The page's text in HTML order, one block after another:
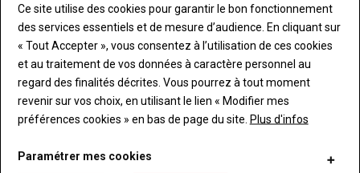
un
nouveau
compte"
"Réinitialiser
votre
mot
de
passe"
Lien
"Je
me
connecte"
Je me connecte
Sous-
Vous n'êtes pas abonné(e)
Ce site utilise des cookies pour garantir le bon fonctionnement
des services essentiels et de mesure d’audience. En cliquant sur
« Tout Accepter », vous consentez à l’utilisation de ces cookies
et au traitement de vos données à caractère personnel au
regard des finalités décrites. Vous pourrez à tout moment
revenir sur vos choix, en utilisant le lien « Modifier mes
préférences cookies » en bas de page du site. Plus d'infos
Paramétrer mes cookies